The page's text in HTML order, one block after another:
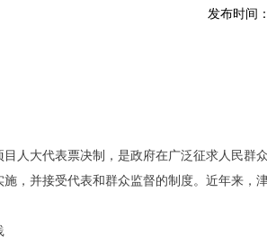
发布时间
目人大代表票决制，是政府在广泛征求人民
施，并接受代表和群众监督的制度。近年来，